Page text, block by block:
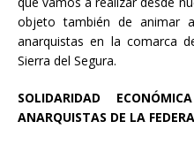
objeto también de animar
anarquistas en la comarca
Sierra del Segura.
SOLIDARIDAD
ANARQUISTAS DE LA